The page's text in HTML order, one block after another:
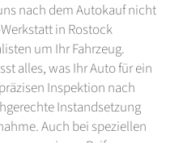
nach dem Autokauf nicht
in Rostock
um Ihr Fahrzeug.
alles, was Ihr Auto für ein
Inspektion nach
Instandsetzung
Auch bei speziellen